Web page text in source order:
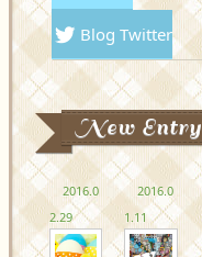
Blog Twitter
New Entry
2016.0
2.29
2016.0
1.11